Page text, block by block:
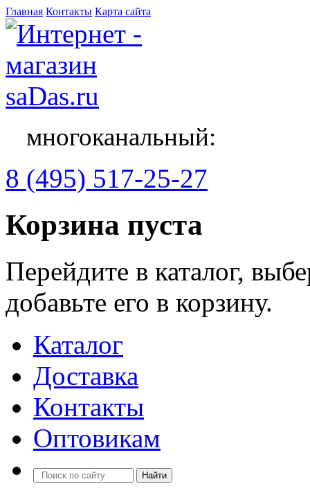
Главная Контакты Карта сайта
многоканальный:
8 (495) 517-25-27
Корзина пуста
Перейдите в каталог,
добавьте его в корзину.
Каталог
Доставка
Контакты
Оптовикам